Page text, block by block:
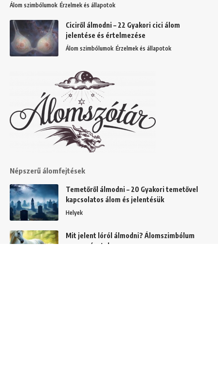
Álom szimbólumok Érzelmek és állapotok
Ciciről álmodni – 22 Gyakori cici álom
jelentése és értelmezése
Álom szimbólumok Érzelmek és állapotok
Népszerű álomfejtések
Temetőről álmodni – 20 Gyakori temetővel
kapcsolatos álom és jelentésük
Helyek
Mit jelent lóról álmodni? Álomszimbólum
magyarázatok